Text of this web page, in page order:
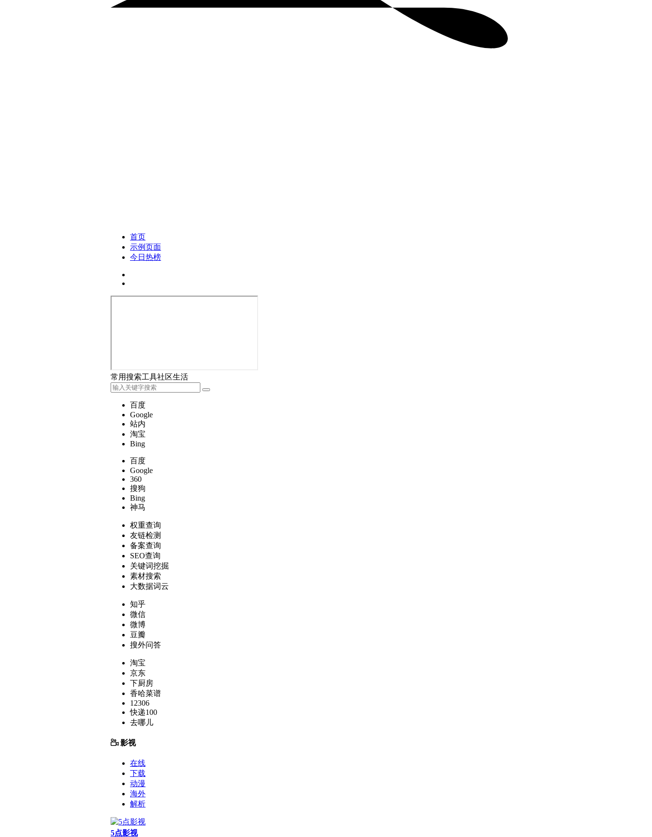
首页
示例页面
今日热榜
常用搜索工具社区生活
百度
Google
站内
淘宝
Bing
百度
Google
360
搜狗
Bing
神马
权重查询
友链检测
备案查询
SEO查询
关键词挖掘
素材搜索
大数据词云
知乎
微信
微博
豆瓣
搜外问答
淘宝
京东
下厨房
香哈菜谱
12306
快递100
去哪儿
影视
在线
下载
动漫
海外
解析
5点影视